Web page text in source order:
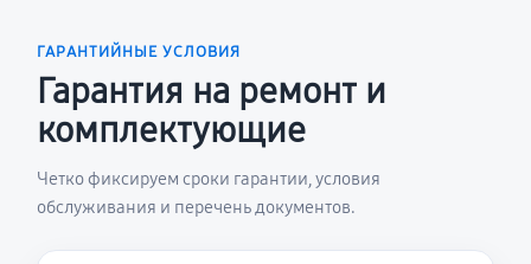
ГАРАНТИЙНЫЕ УСЛОВИЯ
Гарантия на ремонт и
комплектующие
Четко фиксируем сроки гарантии, условия
обслуживания и перечень документов.